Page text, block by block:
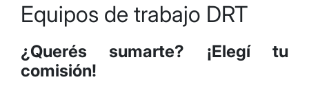
Equipos de trabajo DRT
¿Querés sumarte? ¡Elegí tu
comisión!